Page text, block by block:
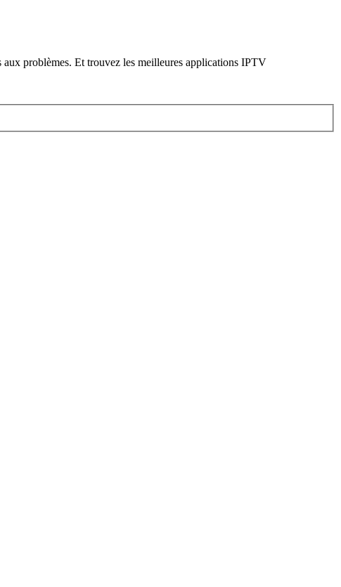
problèmes. Et trouvez les meilleures applications IPTV